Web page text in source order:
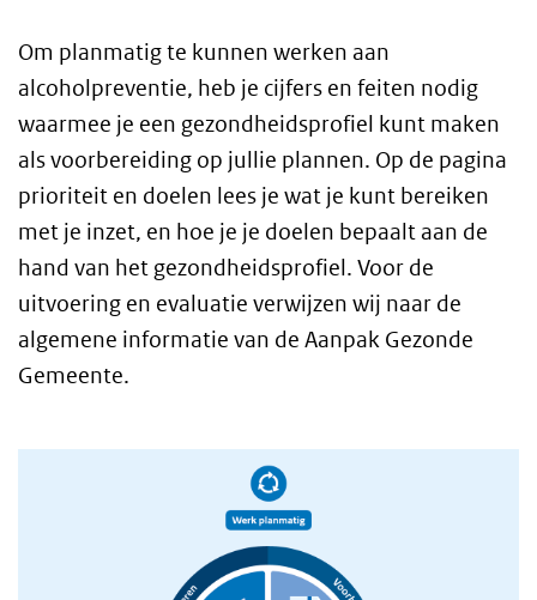
Om planmatig te kunnen werken aan
alcoholpreventie, heb je cijfers en feiten nodig
waarmee je een gezondheidsprofiel kunt maken
als voorbereiding op jullie plannen. Op de pagina
prioriteit en doelen lees je wat je kunt bereiken
met je inzet, en hoe je je doelen bepaalt aan de
hand van het gezondheidsprofiel. Voor de
uitvoering en evaluatie verwijzen wij naar de
algemene informatie van de Aanpak Gezonde
Gemeente.